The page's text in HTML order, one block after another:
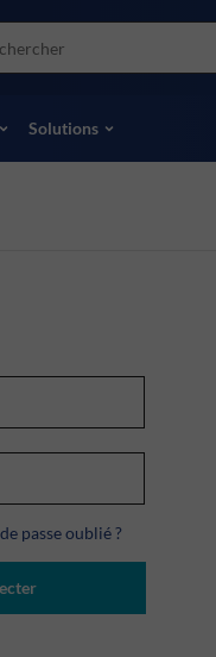
Skydrol
Solutions
passe oublié ?